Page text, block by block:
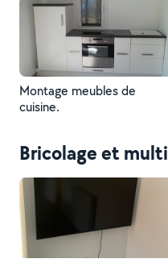
Montage meubles de
cuisine.
Bricolage et